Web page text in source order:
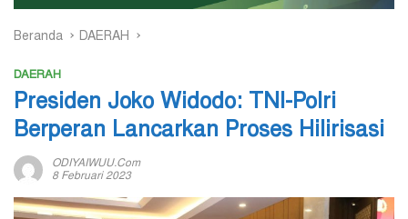
Beranda DAERAH
DAERAH
Presiden Joko Widodo: TNI-Polri
Berperan Lancarkan Proses Hilirisasi
ODIYAIWUU.com
8 Februari 2023